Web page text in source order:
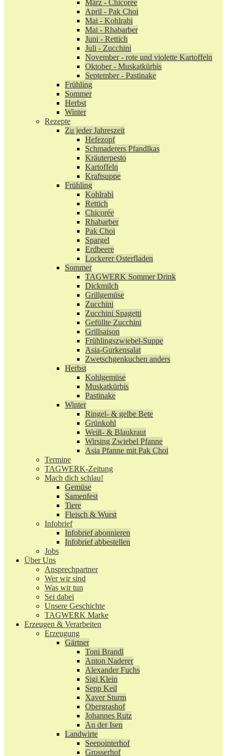
März - Chicorée
April - Pak Choi
Mai - Kohlrabi
Mai - Rhabarber
Juni - Rettich
Juli - Zucchini
November - rote und violette Kartoffeln
Oktober - Muskatkürbis
September - Pastinake
Frühling
Sommer
Herbst
Winter
Rezepte
Zu jeder Jahreszeit
Hefezopf
Schmaderers Pfandlkas
Kräuterpesto
Kartoffeln
Kraftsuppe
Frühling
Kohlrabi
Rettich
Chicorée
Rhabarber
Pak Choi
Spargel
Erdbeere
Lockerer Osterfladen
Sommer
TAGWERK Sommer Drink
Dickmilch
Grillgemüse
Zucchini
Zucchini Spagetti
Gefüllte Zucchini
Grillsaison
Frühlingszwiebel-Suppe
Asia-Gurkensalat
Zwetschgenkuchen anders
Herbst
Kohlgemüse
Muskatkürbis
Pastinake
Winter
Ringel- & gelbe Bete
Grünkohl
Weiß- & Blaukraut
Wirsing Zwiebel Pfanne
Asia Pfanne mit Pak Choi
Termine
TAGWERK-Zeitung
Mach dich schlau!
Gemüse
Samenfest
Tiere
Fleisch & Wurst
Infobrief
Infobrief abonnieren
Infobrief abbestellen
Jobs
Über Uns
Ansprechpartner
Wer wir sind
Was wir tun
Sei dabei
Unsere Geschichte
TAGWERK Marke
Erzeugen & Verarbeiten
Erzeugung
Gärtner
Toni Brandl
Anton Naderer
Alexander Fuchs
Sigi Klein
Sepp Keil
Xaver Sturm
Obergrashof
Johannes Rutz
An der Isen
Landwirte
Seepointerhof
Grosserhof